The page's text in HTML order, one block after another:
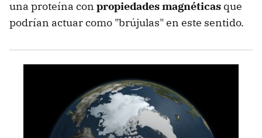
una proteína con propiedades magnéticas que
podrían actuar como "brújulas" en este sentido.